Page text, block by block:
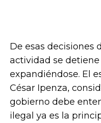
De esas decisiones
actividad se
expandiéndose. El
César Ipenza,
gobierno debe
ilegal ya es la